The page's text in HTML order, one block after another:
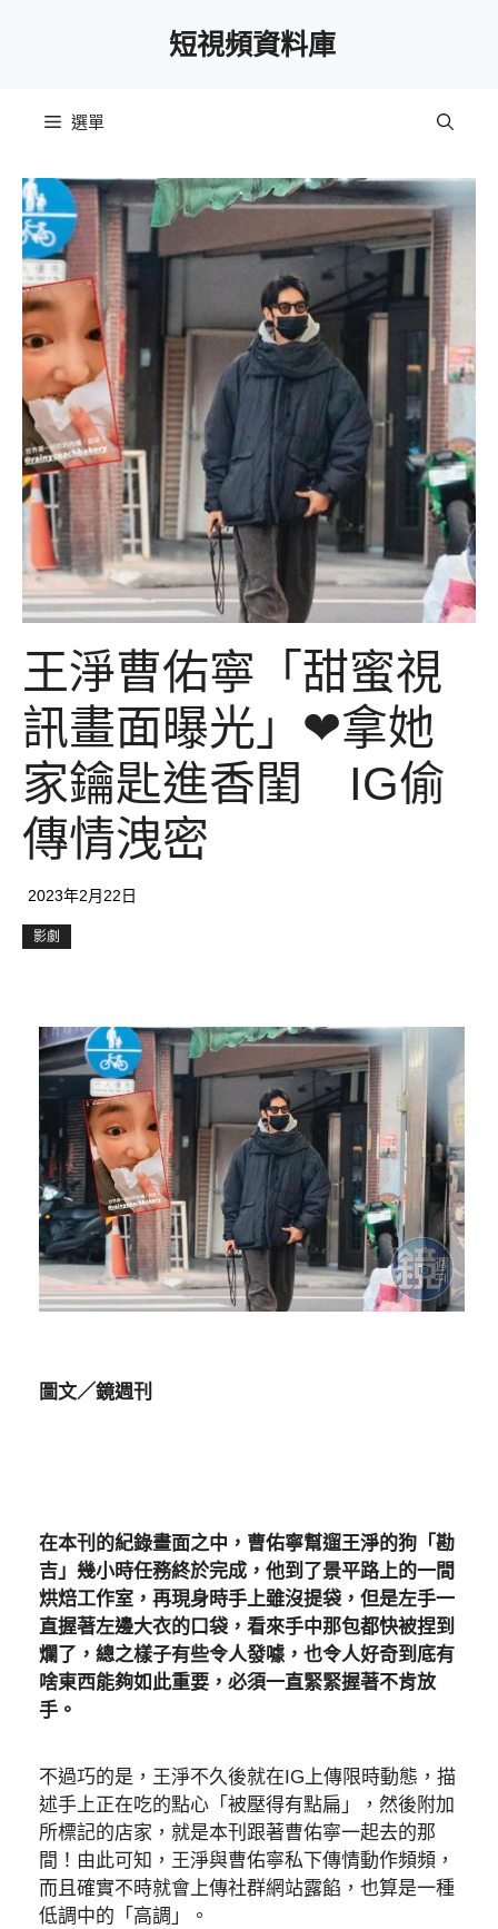
短視頻資料庫
選單
王淨曹佑寧「甜蜜視
訊畫面曝光」❤拿她
家鑰匙進香閨 IG偷
傳情洩密
2023年2月22日
影劇
圖文／鏡週刊
在本刊的紀錄畫面之中，曹佑寧幫遛王淨的狗「勘
吉」幾小時任務終於完成，他到了景平路上的一間
烘焙工作室，再現身時手上雖沒提袋，但是左手一
直握著左邊大衣的口袋，看來手中那包都快被捏到
爛了，總之樣子有些令人發噱，也令人好奇到底有
啥東西能夠如此重要，必須一直緊緊握著不肯放
手。
不過巧的是，王淨不久後就在IG上傳限時動態，描
述手上正在吃的點心「被壓得有點扁」，然後附加
所標記的店家，就是本刊跟著曹佑寧一起去的那
間！由此可知，王淨與曹佑寧私下傳情動作頻頻，
而且確實不時就會上傳社群網站露餡，也算是一種
低調中的「高調」。